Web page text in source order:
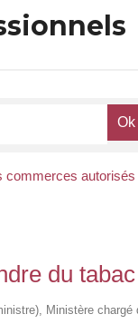
commerces
du
Ministère chargé